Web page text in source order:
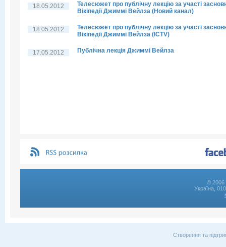
18.05.2012
Телесюжет про публічну лекцію за участі
Вікіпедії Джиммі Вейлза (Новий канал)
18.05.2012
Телесюжет про публічну лекцію за участі
Вікіпедії Джиммі Вейлза (ICTV)
17.05.2012 Публічна лекція Джиммі Вейлза
© 2006
Україна,
Створення та